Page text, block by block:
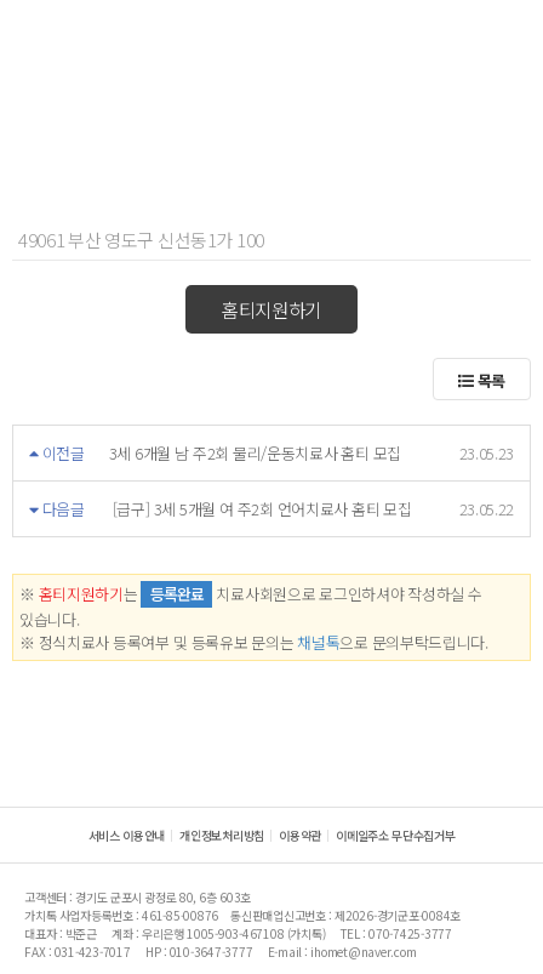
49061 부산 영도구 신선동1가 100
홈티지원하기
목록
이전글 3세 6개월 남 주2회 물리/운동치료사 홈티 모집 23.05.23
다음글 [급구] 3세 5개월 여 주2회 언어치료사 홈티 모집 23.05.22
※ 홈티지원하기는 등록완료 치료사회원으로 로그인하셔야 작성하실 수
있습니다.
※ 정식치료사 등록여부 및 등록유보 문의는 채널톡으로 문의부탁드립니다.
서비스 이용안내 개인정보처리방침 이용약관 이메일주소 무단수집거부
고객센터 : 경기도 군포시 광정로 80, 6층 603호
가치톡 사업자등록번호 : 461-85-00876
통신판매업신고번호 : 제2026-경기군포-0084호
대표자 : 박준근
계좌 : 우리은행 1005-903-467108 (가치톡)
TEL : 070-7425-3777
FAX : 031-423-7017
HP : 010-3647-3777 E-mail : ihomet@naver.com